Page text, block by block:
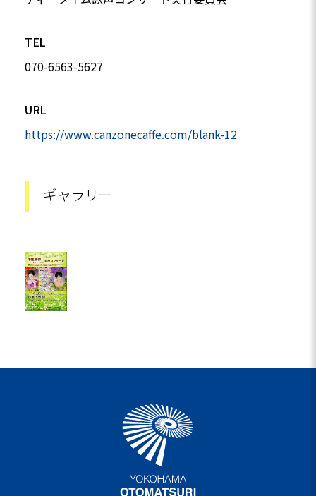
TEL
070-6563-5627
URL
https://www.canzonecaffe.com/blank-12
ギャラリー